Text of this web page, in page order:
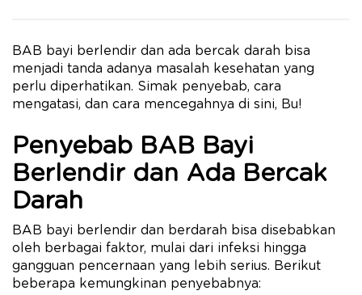
BAB bayi berlendir dan ada bercak darah bisa
menjadi tanda adanya masalah kesehatan yang
perlu diperhatikan. Simak penyebab, cara
mengatasi, dan cara mencegahnya di sini, Bu!
Penyebab BAB Bayi
Berlendir dan Ada Bercak
Darah
BAB bayi berlendir dan berdarah bisa disebabkan
oleh berbagai faktor, mulai dari infeksi hingga
gangguan pencernaan yang lebih serius. Berikut
beberapa kemungkinan penyebabnya: